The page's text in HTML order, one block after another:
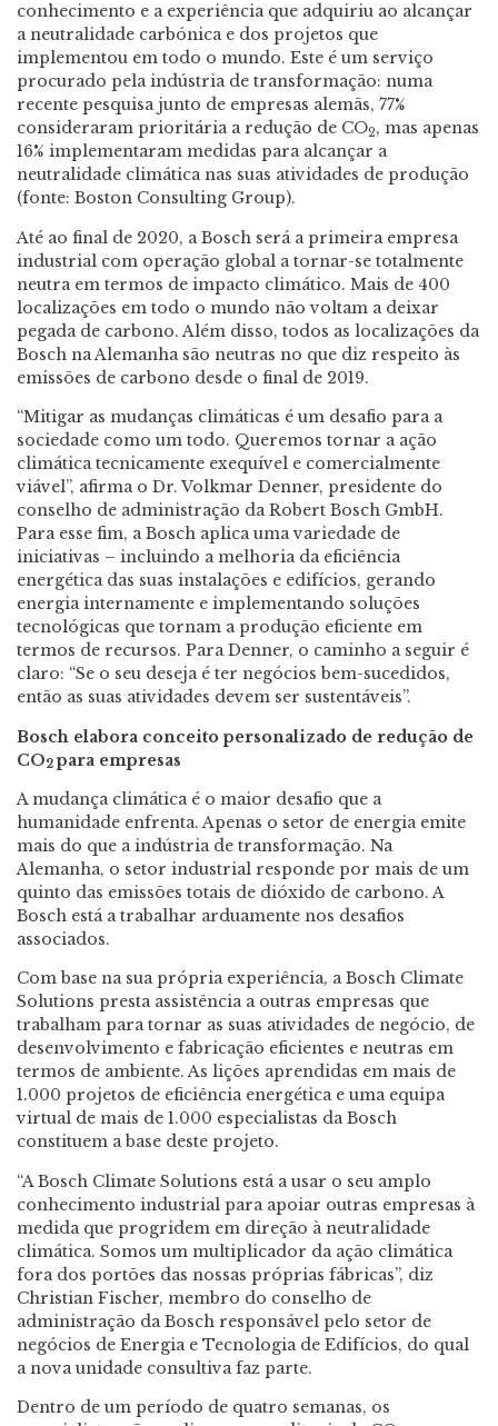
conhecimento e a experiência que adquiriu ao alcançar
a neutralidade carbónica e dos projetos que
implementou em todo o mundo. Este é um serviço
procurado pela indústria de transformação: numa
recente pesquisa junto de empresas alemãs, 77%
consideraram prioritária a redução de CO2, mas apenas
16% implementaram medidas para alcançar a
neutralidade climática nas suas atividades de produção
(fonte: Boston Consulting Group).
Até ao final de 2020, a Bosch será a primeira empresa
industrial com operação global a tornar-se totalmente
neutra em termos de impacto climático. Mais de 400
localizações em todo o mundo não voltam a deixar
pegada de carbono. Além disso, todos as localizações da
Bosch na Alemanha são neutras no que diz respeito às
emissões de carbono desde o final de 2019.
“Mitigar as mudanças climáticas é um desafio para a
sociedade como um todo. Queremos tornar a ação
climática tecnicamente exequível e comercialmente
viável”, afirma o Dr. Volkmar Denner, presidente do
conselho de administração da Robert Bosch GmbH.
Para esse fim, a Bosch aplica uma variedade de
iniciativas – incluindo a melhoria da eficiência
energética das suas instalações e edifícios, gerando
energia internamente e implementando soluções
tecnológicas que tornam a produção eficiente em
termos de recursos. Para Denner, o caminho a seguir é
claro: “Se o seu deseja é ter negócios bem-sucedidos,
então as suas atividades devem ser sustentáveis”.
Bosch elabora conceito personalizado de redução de
CO2 para empresas
A mudança climática é o maior desafio que a
humanidade enfrenta. Apenas o setor de energia emite
mais do que a indústria de transformação. Na
Alemanha, o setor industrial responde por mais de um
quinto das emissões totais de dióxido de carbono. A
Bosch está a trabalhar arduamente nos desafios
associados.
Com base na sua própria experiência, a Bosch Climate
Solutions presta assistência a outras empresas que
trabalham para tornar as suas atividades de negócio, de
desenvolvimento e fabricação eficientes e neutras em
termos de ambiente. As lições aprendidas em mais de
1.000 projetos de eficiência energética e uma equipa
virtual de mais de 1.000 especialistas da Bosch
constituem a base deste projeto.
“A Bosch Climate Solutions está a usar o seu amplo
conhecimento industrial para apoiar outras empresas à
medida que progridem em direção à neutralidade
climática. Somos um multiplicador da ação climática
fora dos portões das nossas próprias fábricas”, diz
Christian Fischer, membro do conselho de
administração da Bosch responsável pelo setor de
negócios de Energia e Tecnologia de Edifícios, do qual
a nova unidade consultiva faz parte.
Dentro de um período de quatro semanas, os